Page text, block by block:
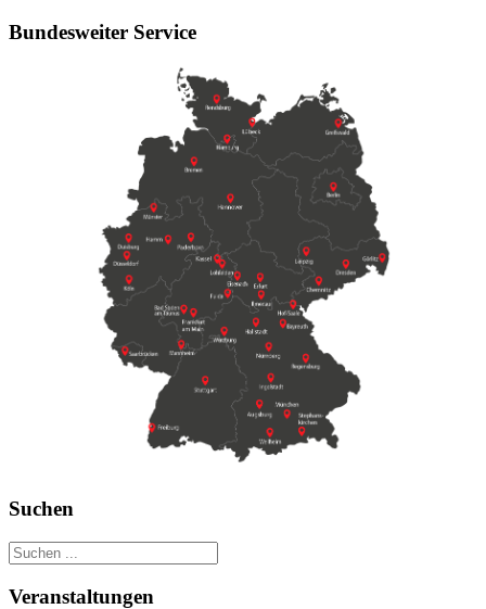
Bundesweiter Service
Suchen
Veranstaltungen